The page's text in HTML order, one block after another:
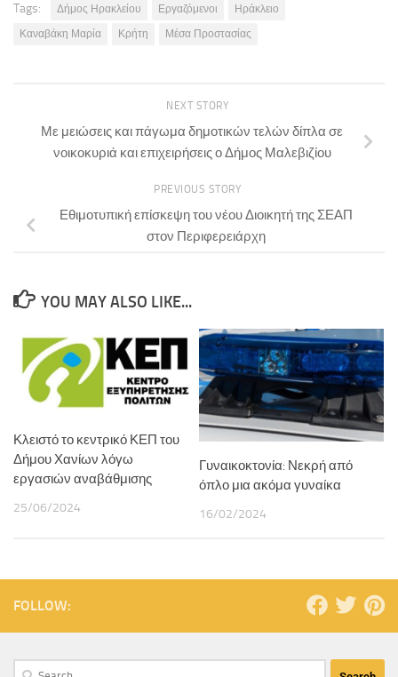
Tags: Δήμος Ηρακλείου Εργαζόμενοι
Ηράκλειο
Καναβάκη Μαρία
Κρήτη Μέσα Προστασίας
NEXT STORY
Με μειώσεις και πάγωμα δημοτικών τελών δίπλα σε
νοικοκυριά και επιχειρήσεις ο Δήμος Μαλεβιζίου
PREVIOUS STORY
Εθιμοτυπική επίσκεψη του νέου Διοικητή της ΣΕΑΠ
στον Περιφερειάρχη
YOU MAY ALSO LIKE...
Κλειστό το κεντρικό ΚΕΠ του
Δήμου Χανίων λόγω
εργασιών αναβάθμισης
25/06/2024
Γυναικοκτονία: Νεκρή από
όπλο μια ακόμα γυναίκα
16/02/2024
FOLLOW: